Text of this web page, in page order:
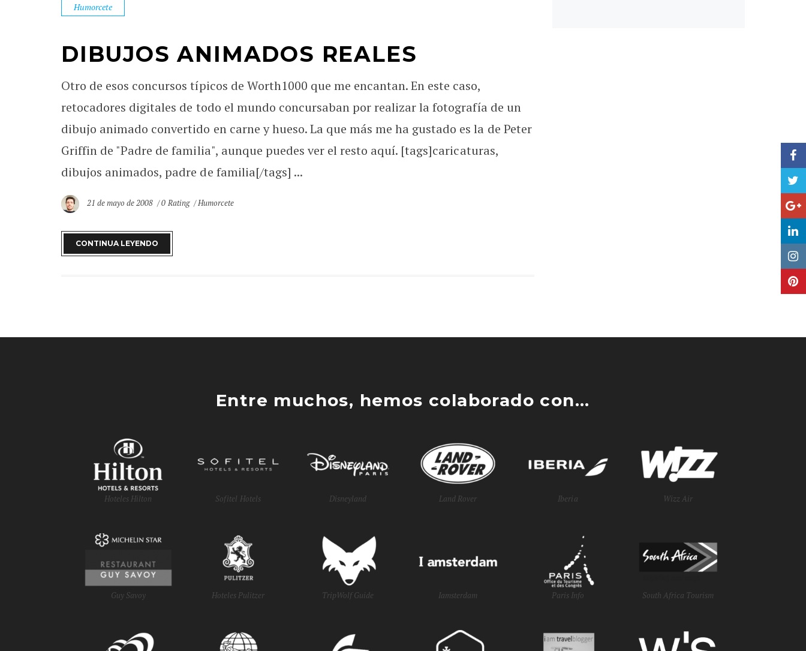
Humorcete
DIBUJOS ANIMADOS REALES
Otro de esos concursos típicos de Worth1000 que me encantan. En este caso,
retocadores digitales de todo el mundo concursaban por realizar la fotografía de un
dibujo animado convertido en carne y hueso. La que más me ha gustado es la de Peter
Griffin de "Padre de familia", aunque puedes ver el resto aquí. [tags]caricaturas,
dibujos animados, padre de familia[/tags] ...
21 de mayo de 2008 0 Rating Humorcete
CONTINUA LEYENDO
Entre muchos, hemos colaborado con...
Hoteles Hilton Sofitel Hotels Disneyland Land Rover Iberia Wizz Air
Guy Savoy Hoteles Pulitzer TripWolf Guide Iamsterdam Paris Info South Africa Tourism